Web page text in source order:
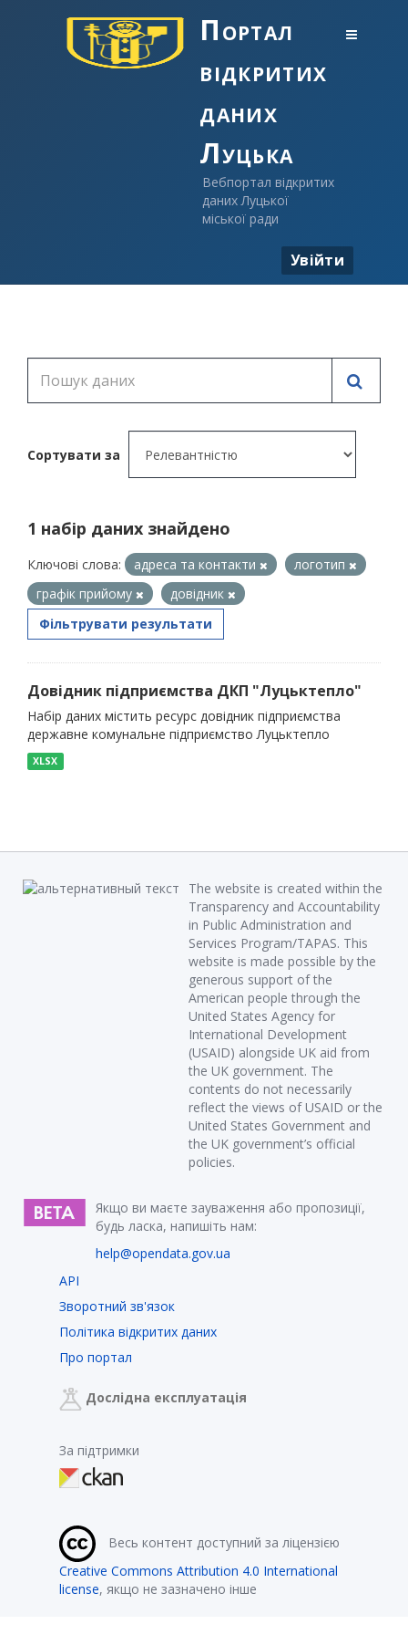
Портал
відкритих
даних
Луцька
Вебпортал відкритих
даних Луцької
міської ради
Увійти
Сортувати за
1 набір даних знайдено
Ключові слова: адреса та контакти
логотип
графік прийому
довідник
Фільтрувати результати
Довідник підприємства ДКП "Луцьктепло"
Набір даних містить ресурс довідник підприємства
державне комунальне підприємство Луцьктепло
XLSX
The website is created within the
Transparency and Accountability
in Public Administration and
Services Program/TAPAS. This
website is made possible by the
generous support of the
American people through the
United States Agency for
International Development
(USAID) alongside UK aid from
the UK government. The
contents do not necessarily
reflect the views of USAID or the
United States Government and
the UK government’s official
policies.
Якщо ви маєте зауваження або пропозиції,
будь ласка, напишіть нам:
help@opendata.gov.ua
API
Зворотний зв'язок
Політика відкритих даних
Про портал
Дослідна експлуатація
За підтримки
Весь контент доступний за ліцензією
Creative Commons Attribution 4.0 International
license, якщо не зазначено інше